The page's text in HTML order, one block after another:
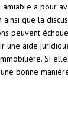
a pour
que la
peuvent
une aide
Si
bonne